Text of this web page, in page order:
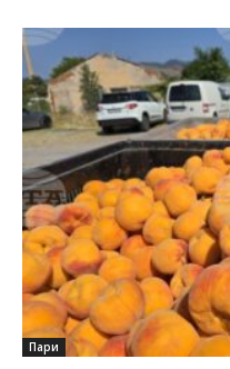
Пари